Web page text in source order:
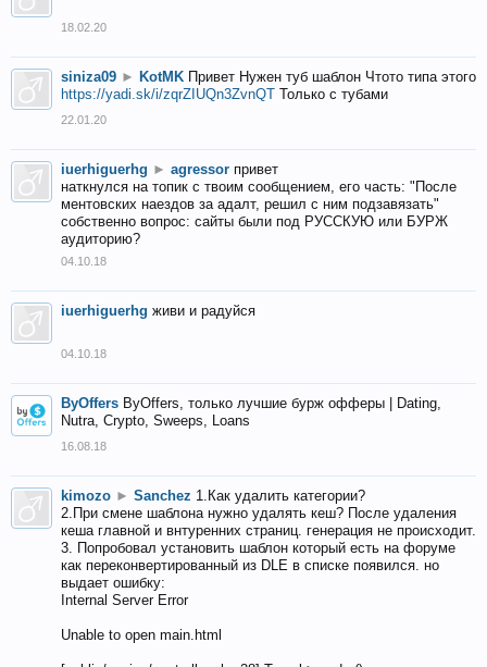
18.02.20
siniza09 ► KotMK Привет Нужен туб шаблон Чтото типа этого
https://yadi.sk/i/zqrZIUQn3ZvnQT Только с тубами
22.01.20
iuerhiguerhg ► agressor привет
наткнулся на топик с твоим сообщением, его часть: "После
ментовских наездов за адалт, решил с ним подзавязать"
собственно вопрос: сайты были под РУССКУЮ или БУРЖ
аудиторию?
04.10.18
iuerhiguerhg живи и радуйся
04.10.18
ByOffers ByOffers, только лучшие бурж офферы | Dating,
Nutra, Crypto, Sweeps, Loans
16.08.18
kimozo ► Sanchez 1.Как удалить категории?
2.При смене шаблона нужно удалять кеш? После удаления
кеша главной и внтуренних страниц. генерация не происходит.
3. Попробовал установить шаблон который есть на форуме
как переконвертированный из DLE в списке появился. но
выдает ошибку:
Internal Server Error
Unable to open main.html